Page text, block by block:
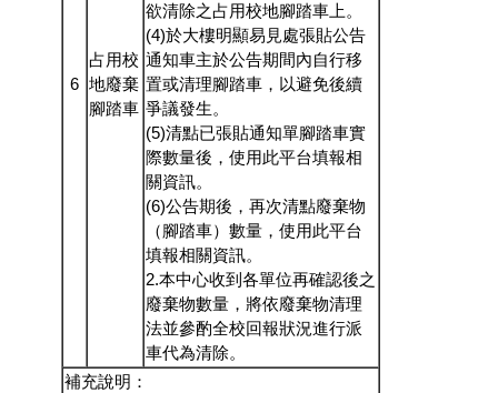
6
占用校
地廢棄
腳踏車
欲清除之占用校地腳踏車上。
(4)於大樓明顯易見處張貼公告
通知車主於公告期間內自行移
置或清理腳踏車，以避免後續
爭議發生。
(5)清點已張貼通知單腳踏車實
際數量後，使用此平台填報相
關資訊。
(6)公告期後，再次清點廢棄物
（腳踏車）數量，使用此平台
填報相關資訊。
2.本中心收到各單位再確認後之
廢棄物數量，將依廢棄物清理
法並參酌全校回報狀況進行派
車代為清除。
補充說明：